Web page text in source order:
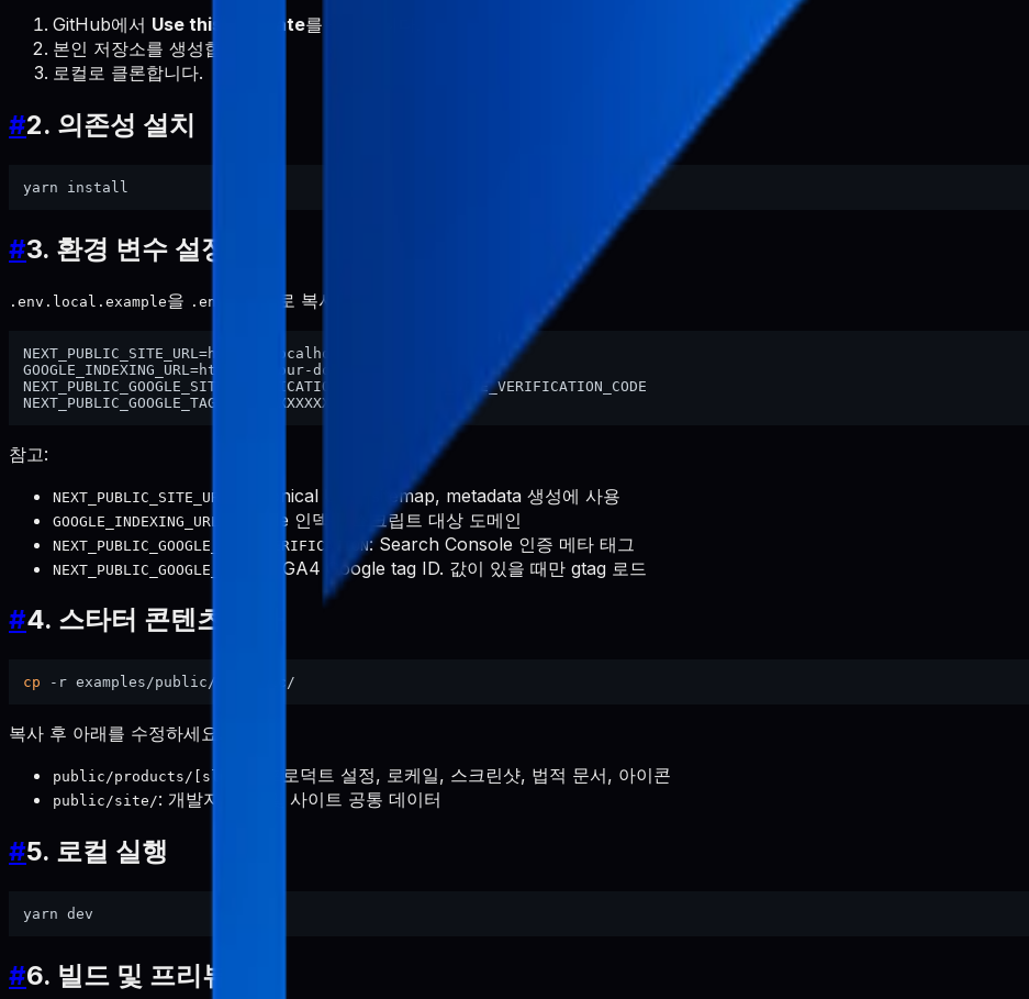
GitHub에서 Use this template를 클릭합니다.
본인 저장소를 생성합니다.
로컬로 클론합니다.
#2. 의존성 설치
#3. 환경 변수 설정
.env.local.example을 .env.local 로 복사한 뒤 값을 설정합니다.
NEXT_PUBLIC_SITE_URL=http://localhost:3000
GOOGLE_INDEXING_URL=https://your-domain.com
NEXT_PUBLIC_GOOGLE_SITE_VERIFICATION=YOUR_GOOGLE_SITE_VERIFICATION_CODE
참고:
NEXT_PUBLIC_SITE_URL : canonical URL, sitemap, metadata 생성에 사용
GOOGLE_INDEXING_URL : Google 인덱싱 스크립트 대상 도메인
NEXT_PUBLIC_GOOGLE_SITE_VERIFICATION: Search Console 인증 메타 태그
NEXT_PUBLIC_GOOGLE_TAG_ID : GA4 Google tag ID. 값이 있을 때만 gtag 로드
#4. 스타터 콘텐츠 복사
cp
복사 후 아래를 수정하세요.
public/products/[slug]/ : 프로덕트 설정, 로케일, 스크린샷, 법적 문서, 아이콘
public/site/: 개발자 소개 및 사이트 공통 데이터
#5. 로컬 실행
#6. 빌드 및 프리뷰